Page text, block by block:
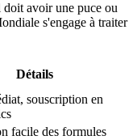
doit avoir une puce ou
s'engage à traiter
Détails
souscription en
facile des formules